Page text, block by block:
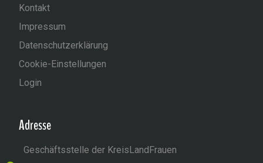
Kontakt
Impressum
Datenschutzerklärung
Cookie-Einstellungen
Login
Adresse
Geschäftsstelle der KreisLandFrauen